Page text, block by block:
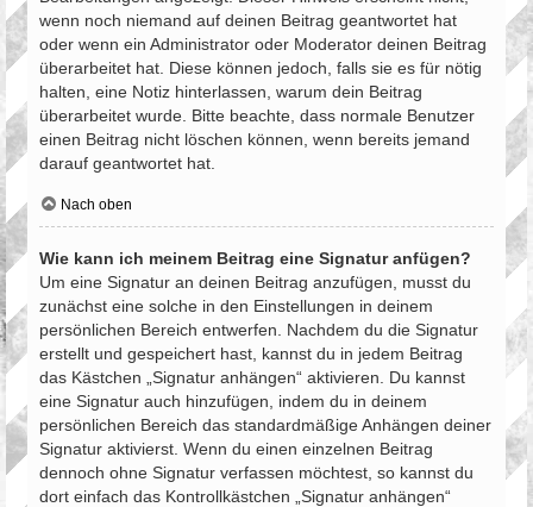
wenn noch niemand auf deinen Beitrag geantwortet hat
oder wenn ein Administrator oder Moderator deinen Beitrag
überarbeitet hat. Diese können jedoch, falls sie es für nötig
halten, eine Notiz hinterlassen, warum dein Beitrag
überarbeitet wurde. Bitte beachte, dass normale Benutzer
einen Beitrag nicht löschen können, wenn bereits jemand
darauf geantwortet hat.
Nach oben
Wie kann ich meinem Beitrag eine Signatur anfügen?
Um eine Signatur an deinen Beitrag anzufügen, musst du
zunächst eine solche in den Einstellungen in deinem
persönlichen Bereich entwerfen. Nachdem du die Signatur
erstellt und gespeichert hast, kannst du in jedem Beitrag
das Kästchen „Signatur anhängen“ aktivieren. Du kannst
eine Signatur auch hinzufügen, indem du in deinem
persönlichen Bereich das standardmäßige Anhängen deiner
Signatur aktivierst. Wenn du einen einzelnen Beitrag
dennoch ohne Signatur verfassen möchtest, so kannst du
dort einfach das Kontrollkästchen „Signatur anhängen“